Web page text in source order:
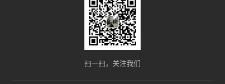
扫一扫，关注我们